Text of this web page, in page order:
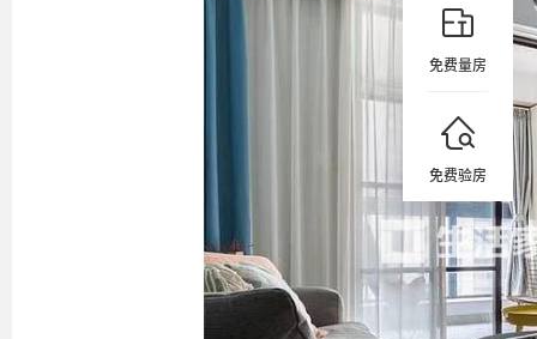
免费量房
免费验房